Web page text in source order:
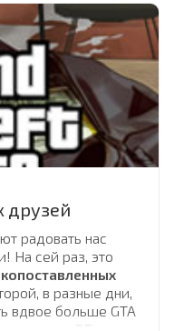
отстрелятся от
друзей
радовать нас
На сей раз, это
в разные дни,
вдвое больше GTA